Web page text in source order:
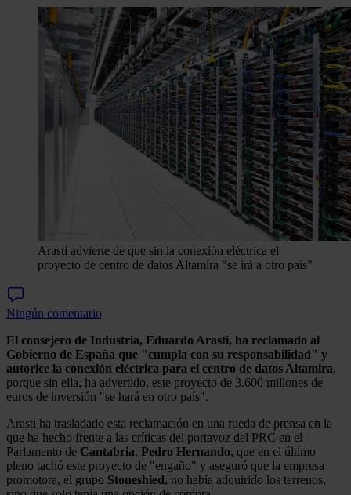
Arasti advierte de que sin la conexión eléctrica el
proyecto de centro de datos Altamira "se irá a otro país"
Ningún comentario
El consejero de Industria, Eduardo Arasti, ha reclamado al
Gobierno de España que "cumpla con su responsabilidad" y
autorice la conexión eléctrica para el centro de datos Altamira,
porque sin ella, ha advertido, este proyecto de 3.600 millones de
euros de inversión "se hará en otro país".
Arasti ha trasladado esta reclamación en una rueda de prensa en la
que ha hecho frente a las críticas del portavoz del PRC en el
Parlamento de Cantabria, Pedro Hernando, que en el último
pleno tachó este proyecto de "engaño" y aseguró que la empresa
promotora, el grupo Stoneshied, no había adquirido los terrenos,